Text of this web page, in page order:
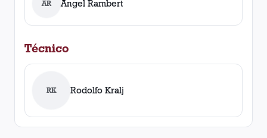
AR Angel Rambert
Técnico
RK Rodolfo Kralj